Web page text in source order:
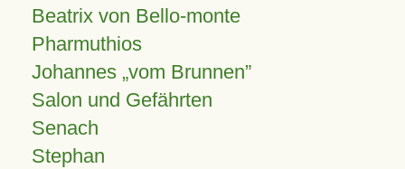
Beatrix von Bello-monte
Pharmuthios
Johannes vom Brunnen
Salon und Gefährten
Senach
Stephan